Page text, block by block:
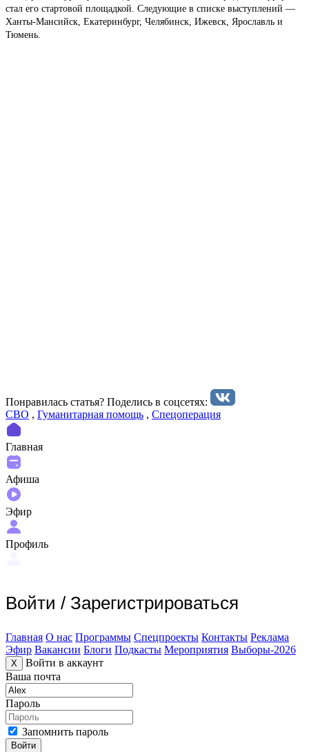
стал его стартовой площадкой. Следующие в списке выступлений —
Ханты-Мансийск, Екатеринбург, Челябинск, Ижевск, Ярославль и
Тюмень.
Понравилась статья? Поделиcь в соцсетях:
СВО , Гуманитарная помощь , Спецоперация
Главная
Афиша
Эфир
Профиль
Войти / Зарегистрироваться
Главная О нас Программы Спецпроекты Контакты Реклама
Эфир Вакансии Блоги Подкасты Мероприятия Выборы-2026
X
Войти в аккаунт
Ваша почта
Пароль
Запомнить пароль
Войти